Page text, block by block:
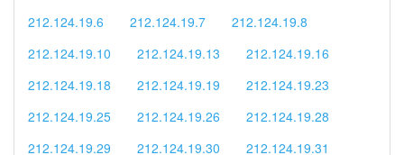
212.124.19.6
212.124.19.7
212.124.19.8
212.124.19.10
212.124.19.13
212.124.19.16
212.124.19.18
212.124.19.19
212.124.19.23
212.124.19.25
212.124.19.26
212.124.19.28
212.124.19.29
212.124.19.30
212.124.19.31